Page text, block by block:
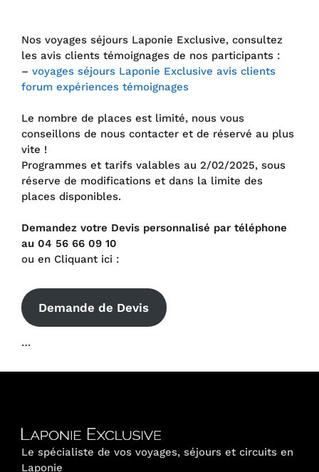
Nos voyages séjours Laponie Exclusive, consultez
les avis clients témoignages de nos participants :
– voyages séjours Laponie Exclusive avis clients
forum expériences témoignages
Le nombre de places est limité, nous vous
conseillons de nous contacter et de réservé au plus
vite !
Programmes et tarifs valables au 2/02/2025, sous
réserve de modifications et dans la limite des
places disponibles.
Demandez votre Devis personnalisé par téléphone
au 04 56 66 09 10
ou en Cliquant ici :
Demande de Devis
…
Le spécialiste de vos voyages, séjours et circuits en
Laponie